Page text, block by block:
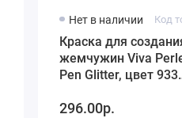
Нет в наличии
Краска для
жемчужин Viva
Pen Glitter, цвет 933
25 мл
296.00р.